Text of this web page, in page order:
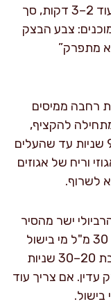
נכנס למים ומתחיל לצוף, מבשלים עוד 2–3 דקות, סך
מוכנים: צבע הבצק
מתפרק”
רחבה ממיסים
להקציף,
מוסיפים עלי מרווה ומבשלים 60–90 שניות עד שהעלים
וריח של אגוזים
לשרוף.
ישר מהסיר
למחבת (לא לייבש לגמרי). מוסיפים 30 מ"ל מי בישול
פסטה ומיץ לימון, ומנערים את המחבת 20–30 שניות
אם צריך עוד